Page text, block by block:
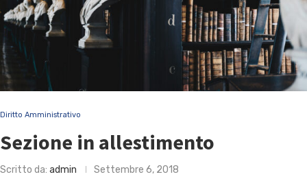
Diritto Amministrativo
Sezione in allestimento
Scritto da: admin Settembre 6, 2018